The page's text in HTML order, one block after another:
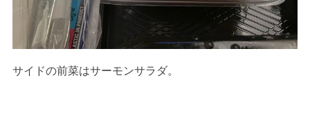
サイドの前菜はサーモンサラダ。